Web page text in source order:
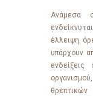
Ανάμεσα
έλλειψη
υπάρχουν